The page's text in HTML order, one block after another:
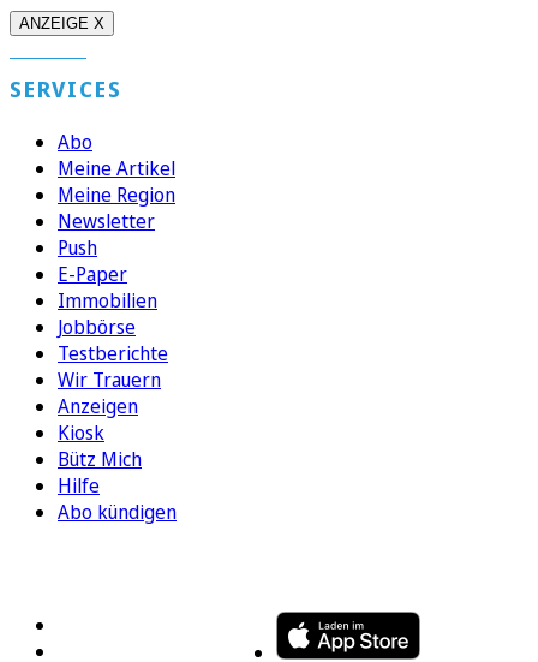
ANZEIGE X
SERVICES
Abo
Meine Artikel
Meine Region
Newsletter
Push
E-Paper
Immobilien
Jobbörse
Testberichte
Wir Trauern
Anzeigen
Kiosk
Bütz Mich
Hilfe
Abo kündigen